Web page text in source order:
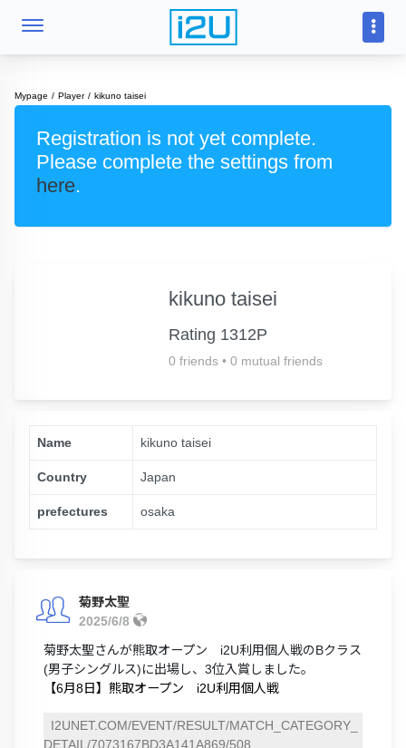
Mypage Player kikuno taisei
Registration is not yet complete.
Please complete the settings from
here.
kikuno taisei
Rating 1312P
0 friends • 0 mutual friends
Name kikuno taisei
Country Japan
prefectures osaka
菊野太聖
2025/6/8
菊野太聖さんが熊取オープン i2U利用個人戦のBクラス
(男子シングルス)に出場し、3位入賞しました。
【6月8日】熊取オープン i2U利用個人戦
I2UNET.COM/EVENT/RESULT/MATCH_CATEGORY_
DETAIL/7073167BD3A141A869/508